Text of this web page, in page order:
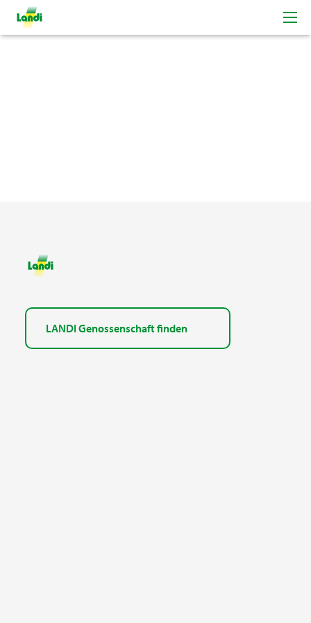
LANDI Genossenschaft finden